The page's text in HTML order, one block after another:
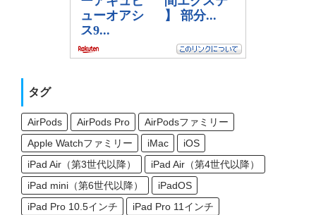
タグ
AirPods AirPods Pro
AirPodsファミリー
Apple Watchファミリー
iMac
iOS
iPad Air（第3世代以降）
iPad Air（第4世代以降）
iPad mini（第6世代以降）
iPadOS
iPad Pro 10.5インチ
iPad Pro 11インチ